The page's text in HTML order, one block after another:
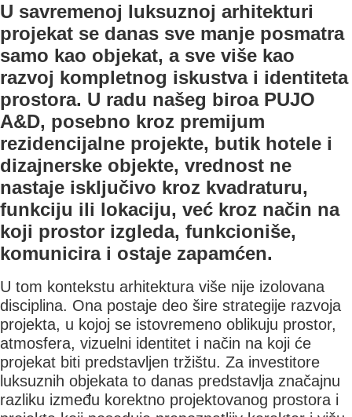
U savremenoj luksuznoj arhitekturi
projekat se danas sve manje posmatra
samo kao objekat, a sve više kao
razvoj kompletnog iskustva i identiteta
prostora. U radu našeg biroa PUJO
A&D, posebno kroz premijum
rezidencijalne projekte, butik hotele i
dizajnerske objekte, vrednost ne
nastaje isključivo kroz kvadraturu,
funkciju ili lokaciju, već kroz način na
koji prostor izgleda, funkcioniše,
komunicira i ostaje zapamćen.
U tom kontekstu arhitektura više nije izolovana
disciplina. Ona postaje deo šire strategije razvoja
projekta, u kojoj se istovremeno oblikuju prostor,
atmosfera, vizuelni identitet i način na koji će
projekat biti predstavljen tržištu. Za investitore
luksuznih objekata to danas predstavlja značajnu
razliku između korektno projektovanog prostora i